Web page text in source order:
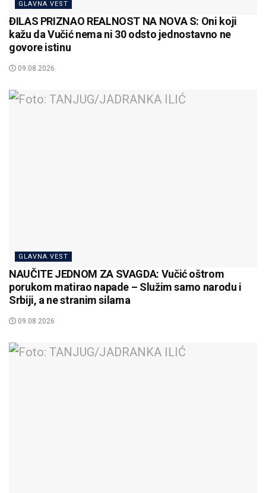
GLAVNA VEST
ĐILAS PRIZNAO REALNOST NA NOVA S: Oni koji
kažu da Vučić nema ni 30 odsto jednostavno ne
govore istinu
09.08.2026
GLAVNA VEST
NAUČITE JEDNOM ZA SVAGDA: Vučić oštrom
porukom matirao napade – Služim samo narodu i
Srbiji, a ne stranim silama
09.08.2026